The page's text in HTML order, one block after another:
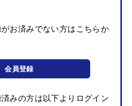
お済みでない方はこちらか
会員登録
みの方は以下よりログイン